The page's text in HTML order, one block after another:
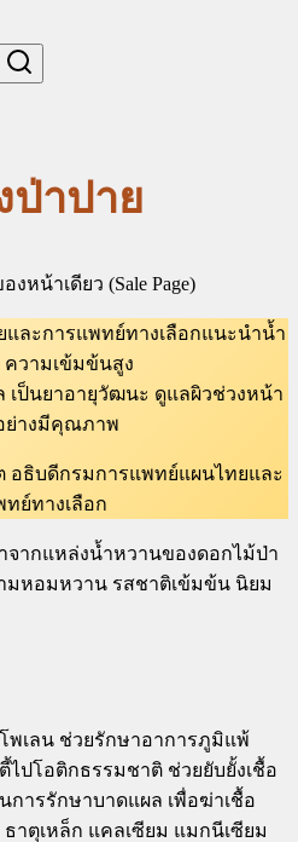
ป่าปาย
งหน้าเดียว (Sale Page)
ละการแพทย์ทางเลือกแนะนำน้ำ
ความเข้มข้นสูง
เป็นยาอายุวัฒนะ ดูแลผิวช่วงหน้า
ย่างมีคุณภาพ
อธิบดีกรมการแพทย์แผนไทยและ
ทย์ทางเลือก
จากแหล่งน้ำหวานของดอกไม้ป่า
มหอมหวาน รสชาติเข้มข้น นิยม
พเลน ช่วยรักษาอาการภูมิแพ้
ปโอติกธรรมชาติ ช่วยยับยั้งเชื้อ
ารรักษาบาดแผล เพื่อฆ่าเชื้อ
าตุเหล็ก แคลเซียม แมกนีเซียม